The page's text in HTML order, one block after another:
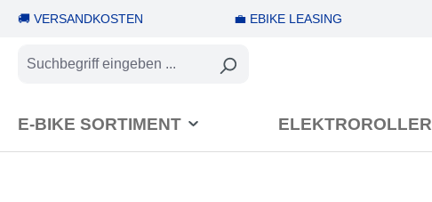
Zur Hauptnavigation springen
🚚 VERSANDKOSTEN 💼 EBIKE LEASING
E-BIKE SORTIMENT ELEKTROROLLER